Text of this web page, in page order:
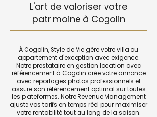
L'art de valoriser votre
patrimoine à Cogolin
À Cogolin, Style de Vie gère votre villa ou
appartement d'exception avec exigence.
Notre prestataire en gestion location avec
référencement à Cogolin crée votre annonce
avec reportages photos professionnels et
assure son référencement optimal sur toutes
les plateformes. Notre Revenue Management
ajuste vos tarifs en temps réel pour maximiser
votre rentabilité tout au long de la saison.